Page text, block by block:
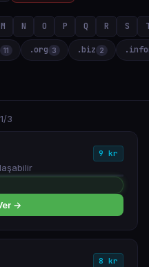
M N O P Q R S
11 .org 3 .biz 2 .info
3
9 kr
→
8 kr